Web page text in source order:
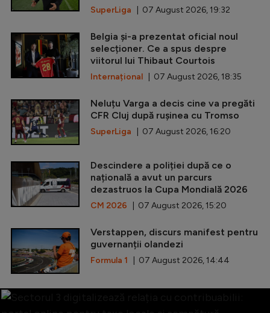
SuperLiga | 07 August 2026, 19:32
Belgia și-a prezentat oficial noul
selecționer. Ce a spus despre
viitorul lui Thibaut Courtois
Internațional | 07 August 2026, 18:35
Neluțu Varga a decis cine va pregăti
CFR Cluj după rușinea cu Tromso
SuperLiga | 07 August 2026, 16:20
Descindere a poliției după ce o
națională a avut un parcurs
dezastruos la Cupa Mondială 2026
CM 2026 | 07 August 2026, 15:20
Verstappen, discurs manifest pentru
guvernanții olandezi
Formula 1 | 07 August 2026, 14:44